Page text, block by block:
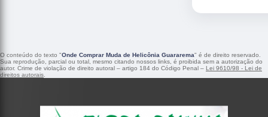
O conteúdo do texto "Onde Comprar Muda de Helicônia Guararema" é de direito reservado.
Sua reprodução, parcial ou total, mesmo citando nossos links, é proibida sem a autorização do
autor. Crime de violação de direito autoral – artigo 184 do Código Penal – Lei 9610/98 - Lei de
direitos autorais